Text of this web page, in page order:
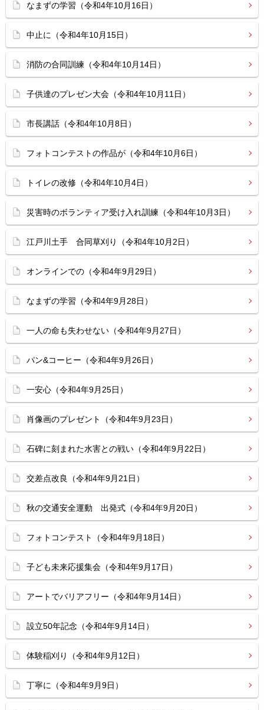
なまずの学習（令和4年10月16日）
中止に（令和4年10月15日）
消防の合同訓練（令和4年10月14日）
子供達のプレゼン大会（令和4年10月11日）
市長講話（令和4年10月8日）
フォトコンテストの作品が（令和4年10月6日）
トイレの改修（令和4年10月4日）
災害時のボランティア受け入れ訓練（令和4年10月3日）
江戸川土手 合同草刈り（令和4年10月2日）
オンラインでの（令和4年9月29日）
なまずの学習（令和4年9月28日）
一人の命も失わせない（令和4年9月27日）
パン&コーヒー（令和4年9月26日）
一安心（令和4年9月25日）
肖像画のプレゼント（令和4年9月23日）
石碑に刻まれた水害との戦い（令和4年9月22日）
交差点改良（令和4年9月21日）
秋の交通安全運動 出発式（令和4年9月20日）
フォトコンテスト（令和4年9月18日）
子ども未来応援集会（令和4年9月17日）
アートでバリアフリー（令和4年9月14日）
設立50年記念（令和4年9月14日）
体験稲刈り（令和4年9月12日）
丁寧に（令和4年9月9日）